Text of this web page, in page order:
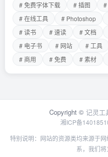
# 免费字体下载
# 插图
# 在线工具
# Photoshop
# 读书
# 速读 # 文档
# 电子书
# 网站 # 工具
# 商用
# 免费 # 素材
Copyright © 记灵工
湘ICP备
特别说明：网站的资源类均来源于
系，我们将